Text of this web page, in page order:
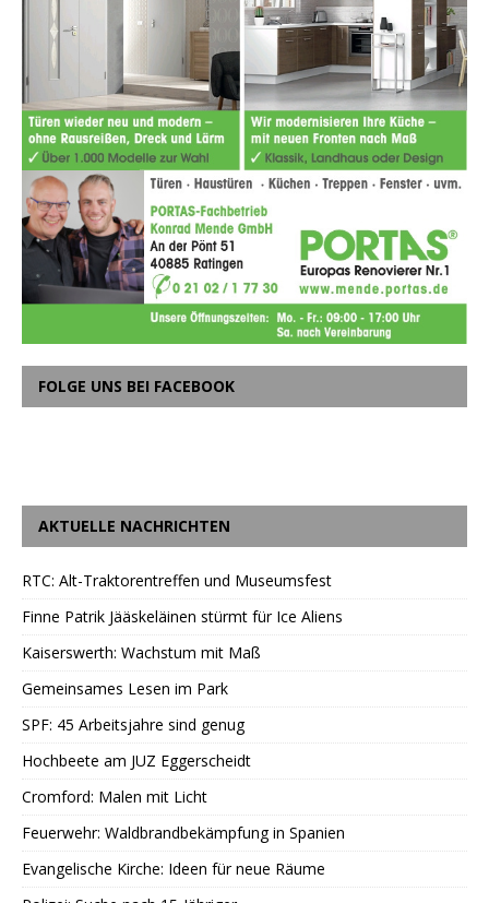
FOLGE UNS BEI FACEBOOK
AKTUELLE NACHRICHTEN
RTC: Alt-Traktorentreffen und Museumsfest
Finne Patrik Jääskeläinen stürmt für Ice Aliens
Kaiserswerth: Wachstum mit Maß
Gemeinsames Lesen im Park
SPF: 45 Arbeitsjahre sind genug
Hochbeete am JUZ Eggerscheidt
Cromford: Malen mit Licht
Feuerwehr: Waldbrandbekämpfung in Spanien
Evangelische Kirche: Ideen für neue Räume